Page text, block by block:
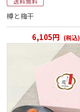
樽と梅干
6,105円 (税込)